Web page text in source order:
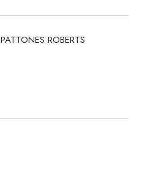
PATTONES ROBERTS